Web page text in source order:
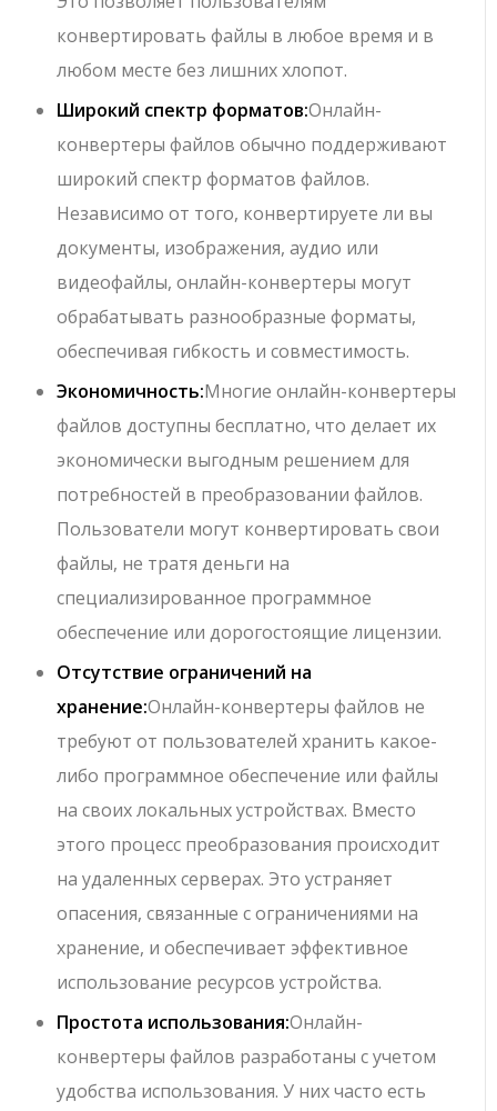
конвертировать файлы в любое время и в
любом месте без лишних хлопот.
Широкий спектр форматов:Онлайн-
конвертеры файлов обычно поддерживают
широкий спектр форматов файлов.
Независимо от того, конвертируете ли вы
документы, изображения, аудио или
видеофайлы, онлайн-конвертеры могут
обрабатывать разнообразные форматы,
обеспечивая гибкость и совместимость.
Экономичность:Многие онлайн-конвертеры
файлов доступны бесплатно, что делает их
экономически выгодным решением для
потребностей в преобразовании файлов.
Пользователи могут конвертировать свои
файлы, не тратя деньги на
специализированное программное
обеспечение или дорогостоящие лицензии.
Отсутствие ограничений на
хранение:Онлайн-конвертеры файлов не
требуют от пользователей хранить какое-
либо программное обеспечение или файлы
на своих локальных устройствах. Вместо
этого процесс преобразования происходит
на удаленных серверах. Это устраняет
опасения, связанные с ограничениями на
хранение, и обеспечивает эффективное
использование ресурсов устройства.
Простота использования:Онлайн-
конвертеры файлов разработаны с учетом
удобства использования. У них часто есть